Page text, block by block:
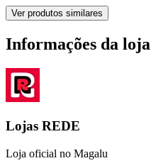
Ver produtos similares
Informações da loja
Lojas REDE
Loja oficial no Magalu